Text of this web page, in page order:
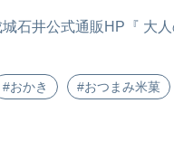
石井公式通販HP『 大人
#おかき #おつまみ米菓